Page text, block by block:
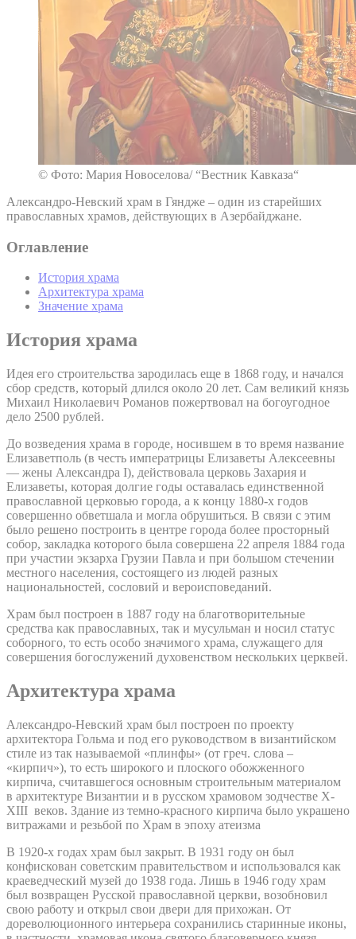
© Фото: Мария Новоселова/ “Вестник Кавказа“
Александро-Невский храм в Гяндже – один из старейших
православных храмов, действующих в Азербайджане.
Оглавление
История храма
Архитектура храма
Значение храма
История храма
Идея его строительства зародилась еще в 1868 году, и начался
сбор средств, который длился около 20 лет. Сам великий князь
Михаил Николаевич Романов пожертвовал на богоугодное
дело 2500 рублей.
До возведения храма в городе, носившем в то время название
Елизаветполь (в честь императрицы Елизаветы Алексеевны
— жены Александра I), действовала церковь Захария и
Елизаветы, которая долгие годы оставалась единственной
православной церковью города, а к концу 1880-х годов
совершенно обветшала и могла обрушиться. В связи с этим
было решено построить в центре города более просторный
собор, закладка которого была совершена 22 апреля 1884 года
при участии экзарха Грузии Павла и при большом стечении
местного населения, состоящего из людей разных
национальностей, сословий и вероисповеданий.
Храм был построен в 1887 году на благотворительные
средства как православных, так и мусульман и носил статус
соборного, то есть особо значимого храма, служащего для
совершения богослужений духовенством нескольких церквей.
Архитектура храма
Александро-Невский храм был построен по проекту
архитектора Гольма и под его руководством в византийском
стиле из так называемой «плинфы» (от греч. слова –
«кирпич»), то есть широкого и плоского обожженного
кирпича, считавшегося основным строительным материалом
в архитектуре Византии и в русском храмовом зодчестве X-
XIII веков. Здание из темно-красного кирпича было украшено
витражами и резьбой по Храм в эпоху атеизма
В 1920-х годах храм был закрыт. В 1931 году он был
конфискован советским правительством и использовался как
краеведческий музей до 1938 года. Лишь в 1946 году храм
был возвращен Русской православной церкви, возобновил
свою работу и открыл свои двери для прихожан. От
дореволюционного интерьера сохранились старинные иконы,